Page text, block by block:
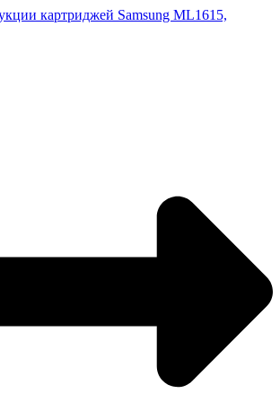
картриджей Samsung ML1615,